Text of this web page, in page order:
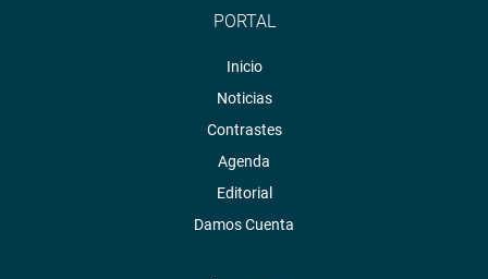
PORTAL
Inicio
Noticias
Contrastes
Agenda
Editorial
Damos Cuenta